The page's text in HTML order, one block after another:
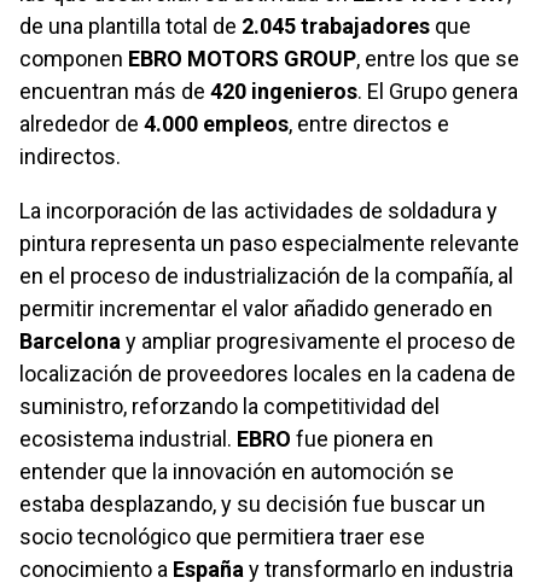
de una plantilla total de 2.045 trabajadores que
componen EBRO MOTORS GROUP, entre los que se
encuentran más de 420 ingenieros. El Grupo genera
alrededor de 4.000 empleos, entre directos e
indirectos.
La incorporación de las actividades de soldadura y
pintura representa un paso especialmente relevante
en el proceso de industrialización de la compañía, al
permitir incrementar el valor añadido generado en
Barcelona y ampliar progresivamente el proceso de
localización de proveedores locales en la cadena de
suministro, reforzando la competitividad del
ecosistema industrial. EBRO fue pionera en
entender que la innovación en automoción se
estaba desplazando, y su decisión fue buscar un
socio tecnológico que permitiera traer ese
conocimiento a España y transformarlo en industria